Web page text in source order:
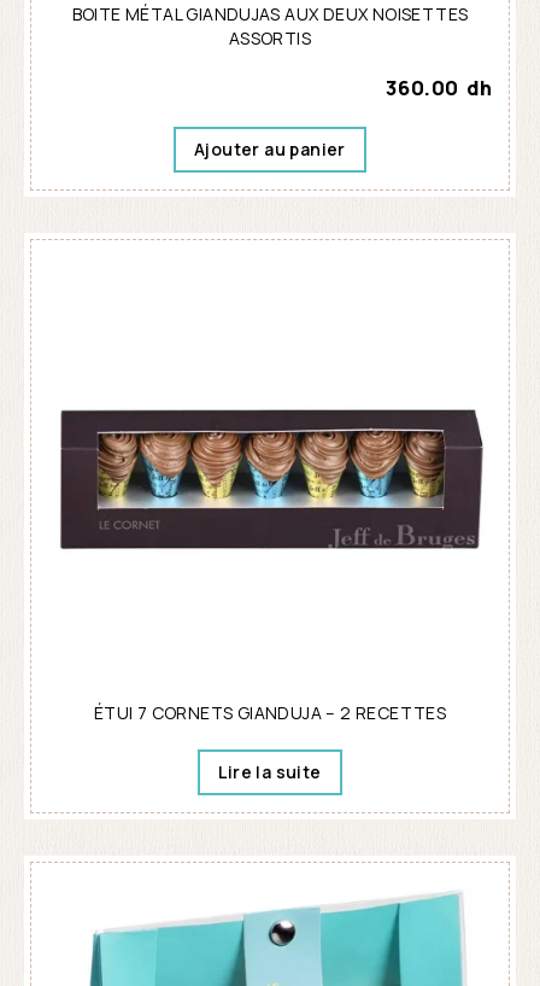
BOITE MÉTAL GIANDUJAS AUX DEUX NOISETTES
ASSORTIS
360.00 dh
Ajouter au panier
ÉTUI 7 CORNETS GIANDUJA – 2 RECETTES
Lire la suite